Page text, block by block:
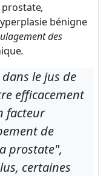
prostate,
bénigne
des
.
le jus de
efficacement
facteur
de
prostate",
certaines